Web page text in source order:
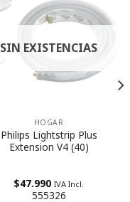
SIN EXISTENCIAS
HOGAR
Philips Lightstrip Plus
Extension V4 (40)
$47.990 IVA Incl.
555326